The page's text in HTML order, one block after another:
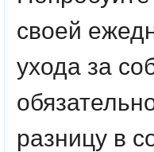
своей
ухода за
разницу в